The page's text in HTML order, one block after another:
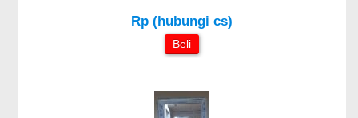
Rp (hubungi cs)
Beli